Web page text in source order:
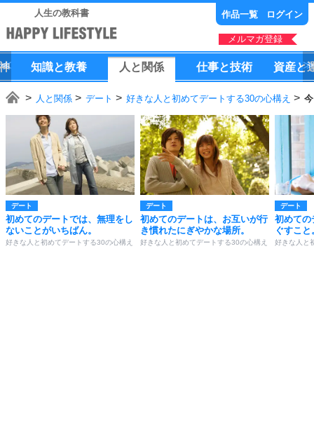
人生の教科書 作品一覧 ログイン
メルマガ登録
知識と教養 人 と 関係 仕事と技術 資産と
人と関係 デート 好きな人と初めてデートする30の心構え
デート
初めてのデートでは、無理をし
ないことがいちばん。
好きな人と初めてデートする30の心構え
デート
初めてのデートは、お互いが行
き慣れたにぎやかな場所。
好きな人と初めてデートする30の心構え
デート
初めての
ぐすこと
好きな人と